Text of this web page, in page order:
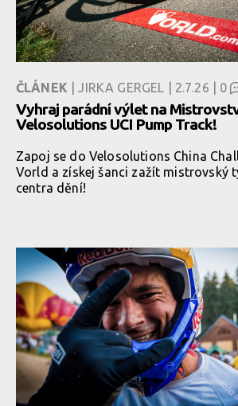
ČLÁNEK | JIRKA GERGEL | 2.7.26 | 0
Vyhraj parádní výlet na
Velosolutions UCI Pump Track!
Zapoj se do Velosolutions China
Vorld a získej šanci zažít mistrovský
centra dění!